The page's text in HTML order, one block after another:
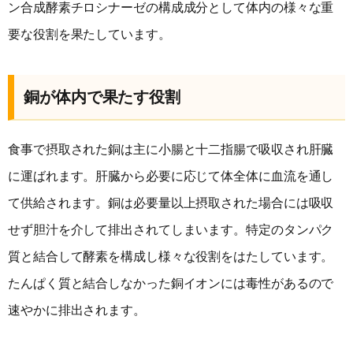
ン合成酵素チロシナーゼの構成成分として体内の様々な重
要な役割を果たしています。
銅が体内で果たす役割
食事で摂取された銅は主に小腸と十二指腸で吸収され肝臓
に運ばれます。肝臓から必要に応じて体全体に血流を通し
て供給されます。銅は必要量以上摂取された場合には吸収
せず胆汁を介して排出されてしまいます。特定のタンパク
質と結合して酵素を構成し様々な役割をはたしています。
たんぱく質と結合しなかった銅イオンには毒性があるので
速やかに排出されます。